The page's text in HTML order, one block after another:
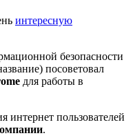
интересную
безопасности
посоветовал
для работы в
интернет пользователей
.